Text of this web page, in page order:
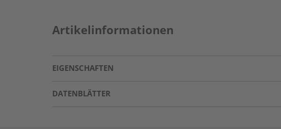
Artikelinformationen
EIGENSCHAFTEN
DATENBLÄTTER